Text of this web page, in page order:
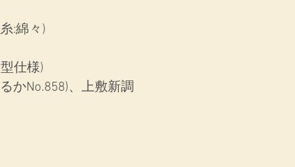
:綿々)
仕様)
かNo.858)、上敷新調